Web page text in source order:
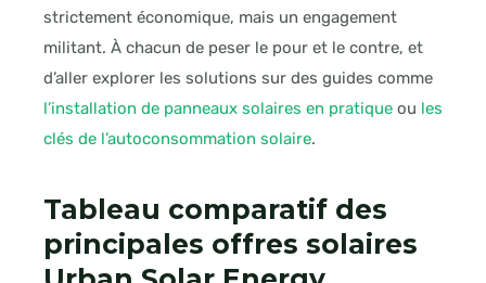
strictement économique, mais un engagement
militant. À chacun de peser le pour et le contre, et
d’aller explorer les solutions sur des guides comme
l’installation de panneaux solaires en pratique ou les
clés de l’autoconsommation solaire.
Tableau comparatif des
principales offres solaires